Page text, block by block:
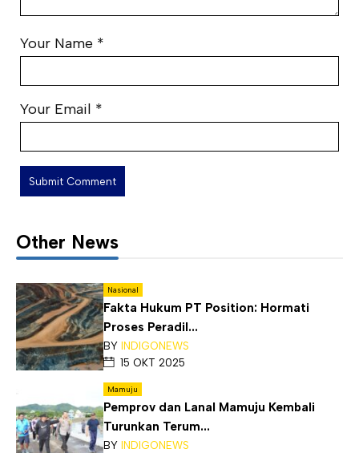
Your Name *
Your Email *
Other News
Nasional
Fakta Hukum PT Position: Hormati
Proses Peradil...
BY INDIGONEWS
15 OKT 2025
Mamuju
Pemprov dan Lanal Mamuju Kembali
Turunkan Terum...
BY INDIGONEWS